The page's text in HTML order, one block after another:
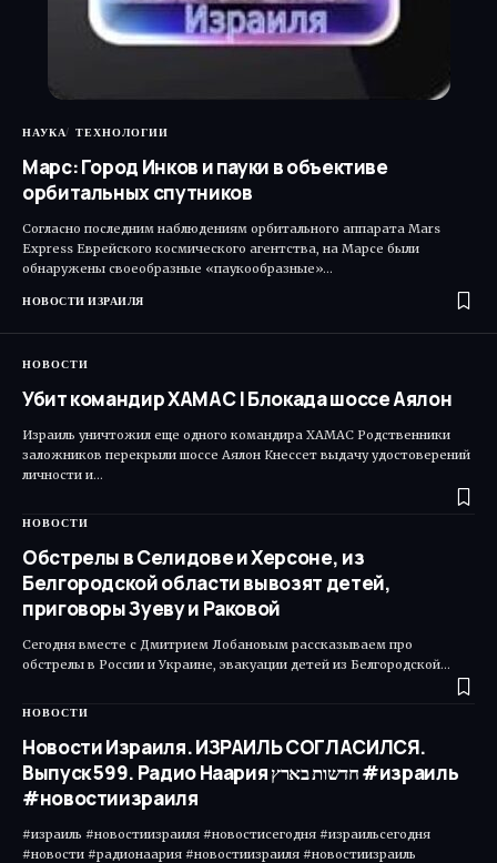
НАУКА ТЕХНОЛОГИИ
Марс: Город Инков и пауки в объективе
орбитальных спутников
Согласно последним наблюдениям орбитального аппарата Mars
Express Еврейского космического агентства, на Марсе были
обнаружены своеобразные «паукообразные»…
НОВОСТИ ИЗРАИЛЯ
НОВОСТИ
Убит командир ХАМАС | Блокада шоссе Аялон
Израиль уничтожил еще одного командира ХАМАС Родственники
заложников перекрыли шоссе Аялон Кнессет выдачу удостоверений
личности и…
НОВОСТИ
Обстрелы в Селидове и Херсоне, из
Белгородской области вывозят детей,
приговоры Зуеву и Раковой
Сегодня вместе с Дмитрием Лобановым рассказываем про
обстрелы в России и Украине, эвакуации детей из Белгородской…
НОВОСТИ
Новости Израиля. ИЗРАИЛЬ СОГЛАСИЛСЯ.
Выпуск 599. Радио Наария חדשות בארץ #израиль
#новостиизраиля
#израиль #новостиизраиля #новостисегодня #израильсегодня
#новости #радионаария #новостиизраиля #новостиизраиль